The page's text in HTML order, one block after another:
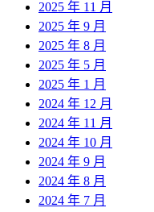
2025 年 11 月
2025 年 9 月
2025 年 8 月
2025 年 5 月
2025 年 1 月
2024 年 12 月
2024 年 11 月
2024 年 10 月
2024 年 9 月
2024 年 8 月
2024 年 7 月